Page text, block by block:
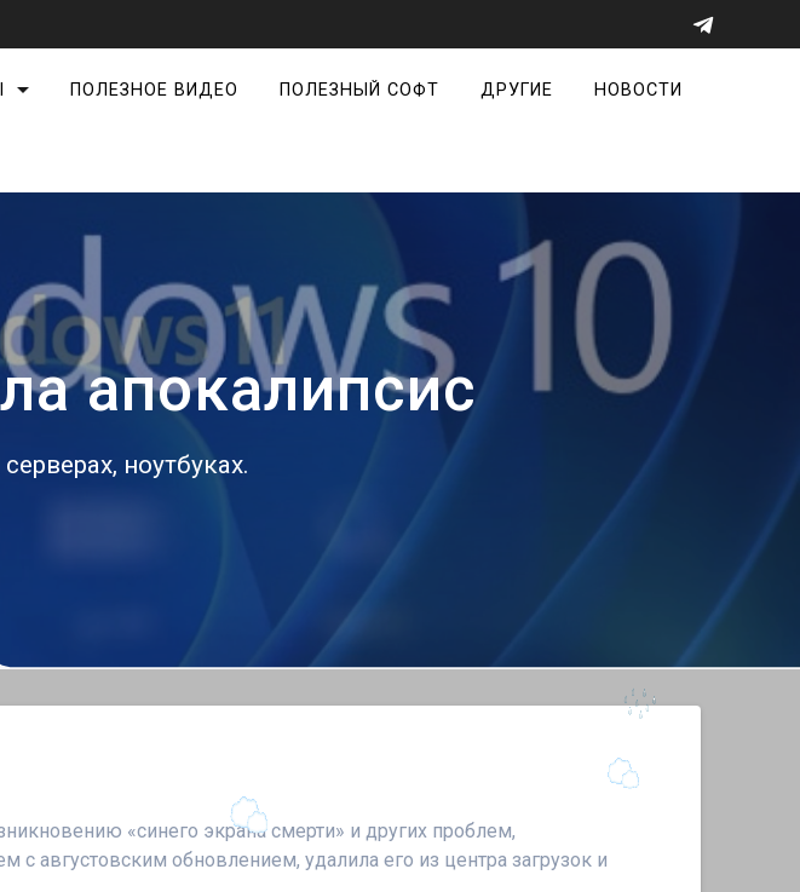
ПОЛЕЗНОЕ ВИДЕО ПОЛЕЗНЫЙ СОФТ ДРУГИЕ НОВОСТИ
апокалипсис
ноутбуках.
«синего экрана смерти» и других проблем,
августовским обновлением, удалила его из центра загрузок и